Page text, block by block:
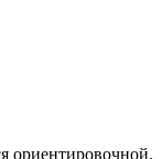
ориентировочной.